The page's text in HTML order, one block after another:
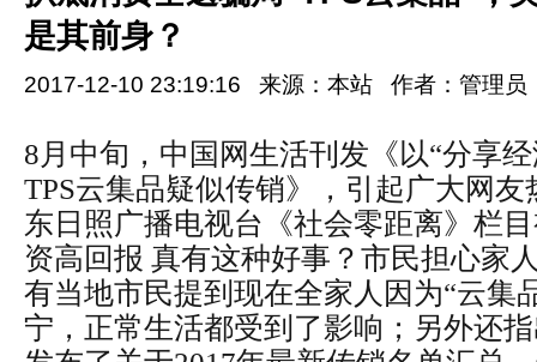
是其前身？
2017-12-10 23:19:16 来源：本站 作者：管理
8月中旬，中国网生活刊发《以“分享
TPS云集品疑似传销》，引起广大网
东日照广播电视台《社会零距离》栏
资高回报 真有这种好事？市民担心家
有当地市民提到现在全家人因为“云集
宁，正常生活都受到了影响；另外还